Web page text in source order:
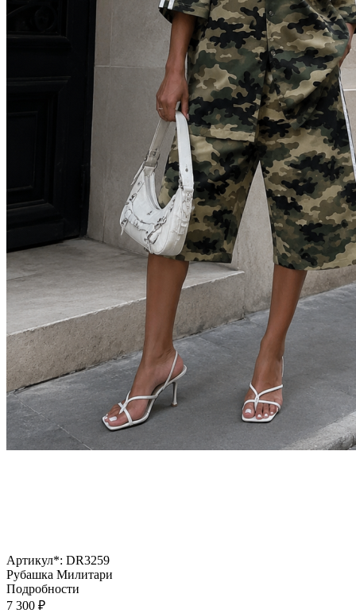
Артикул*: DR3259
Рубашка Милитари
Подробности
7 300 ₽